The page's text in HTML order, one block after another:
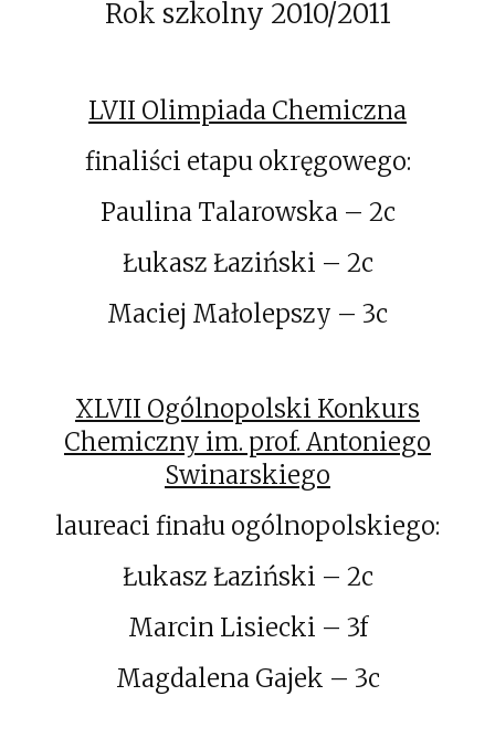
Rok szkolny 2010/2011
LVII Olimpiada Chemiczna
finaliści etapu okręgowego:
Paulina Talarowska – 2c
Łukasz Łaziński – 2c
Maciej Małolepszy – 3c
XLVII Ogólnopolski Konkurs
Chemiczny im. prof. Antoniego
Swinarskiego
laureaci finału ogólnopolskiego:
Łukasz Łaziński – 2c
Marcin Lisiecki – 3f
Magdalena Gajek – 3c